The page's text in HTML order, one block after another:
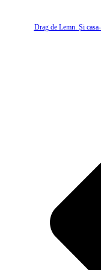
Drag de Lemn. Și